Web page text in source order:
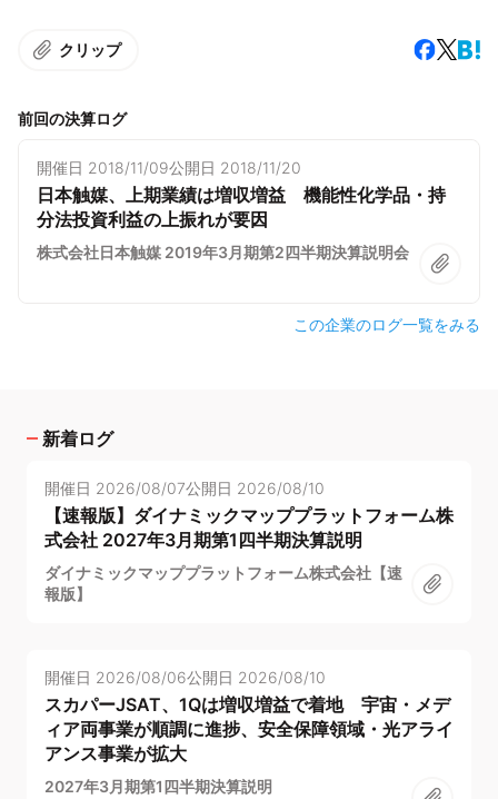
クリップ
前回の決算ログ
開催日 2018/11/09公開日 2018/11/20
日本触媒、上期業績は増収増益 機能性化学品・持
分法投資利益の上振れが要因
株式会社日本触媒 2019年3月期第2四半期決算説明会
この企業のログ一覧をみる
新着ログ
開催日 2026/08/07公開日 2026/08/10
【速報版】ダイナミックマッププラットフォーム株
式会社 2027年3月期第1四半期決算説明
ダイナミックマッププラットフォーム株式会社【速
報版】
開催日 2026/08/06公開日 2026/08/10
スカパーJSAT、1Qは増収増益で着地 宇宙・メデ
ィア両事業が順調に進捗、安全保障領域・光アライ
アンス事業が拡大
2027年3月期第1四半期決算説明